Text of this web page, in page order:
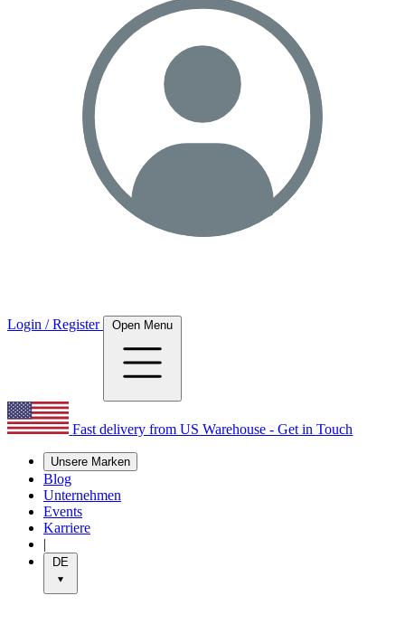
Login / Register Open Menu
Fast delivery from US Warehouse - Get in Touch
Unsere Marken
Blog
Unternehmen
Events
Karriere
|
DE